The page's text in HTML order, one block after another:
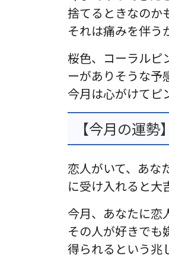
捨てるときなのか
それは痛みを伴う
桜色、コーラルピ
ーがありそうな予
今月は心がけてピ
【今月の運
恋人がいて、あな
に受け入れると大
今月、あなたに恋
その人が好きでも
得られるという兆